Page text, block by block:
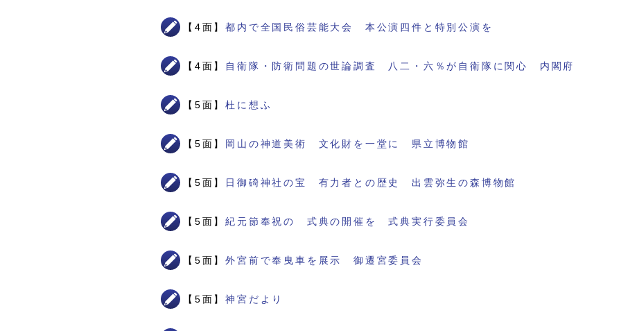
【4面】都内で全国民俗芸能大会 本公演四件と特別公演を
【4面】 自衛隊・防衛問題の世論調査 八二・六％が自衛隊に関心 内閣府
【5面】杜に想ふ
【5面】 岡山の神道美術 文化財を一堂に 県立博物館
【5面】 日御碕神社の宝 有力者との歴史 出雲弥生の森博物館
【5面】紀元節奉祝の 式典の開催を 式典実行委員会
【5面】外宮前で奉曳車を展示 御遷宮委員会
【5面】神宮だより